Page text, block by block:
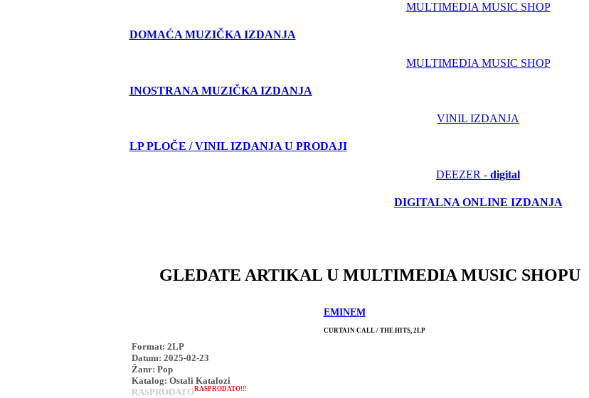
MULTIMEDIA MUSIC SHOP
DOMAĆA MUZIČKA IZDANJA
MULTIMEDIA MUSIC SHOP
INOSTRANA MUZIČKA IZDANJA
VINIL IZDANJA
LP PLOČE / VINIL IZDANJA U PRODAJI
DEEZER - digital
DIGITALNA ONLINE IZDANJA
GLEDATE ARTIKAL U MULTIMEDIA MUSIC SHOPU
RASPRODATO!!!
EMINEM
CURTAIN CALL / THE HITS, 2LP
Format: 2LP
Datum: 2025-02-23
Žanr: Pop
Katalog: Ostali Katalozi
RASPRODATO